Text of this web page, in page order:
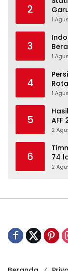
2
1
3
1
4
1
5
AFF
2
6
74
2